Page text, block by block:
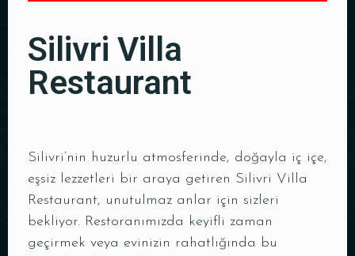
Silivri Villa
Restaurant
Silivri’nin huzurlu atmosferinde, doğayla iç içe,
eşsiz lezzetleri bir araya getiren Silivri Villa
Restaurant, unutulmaz anlar için sizleri
bekliyor. Restoranımızda keyifli zaman
geçirmek veya evinizin rahatlığında bu